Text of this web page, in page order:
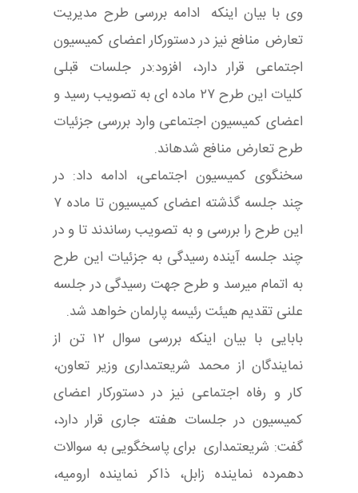
وی با بیان اینکه ادامه بررسی طرح مدیریت
تعارض منافع نیز در دستورکار اعضای کمیسیون
اجتماعی قرار دارد، افزود:در جلسات قبلی
کلیات این طرح ۲۷ ماده ای به تصویب رسید و
اعضای کمیسیون اجتماعی وارد بررسی جزئیات
طرح تعارض منافع شدهاند.
سخنگوی کمیسیون اجتماعی، ادامه داد: در
چند جلسه گذشته اعضای کمیسیون تا ماده ۷
این طرح را بررسی و به تصویب رساندند تا و در
چند جلسه آینده رسیدگی به جزئیات این طرح
به اتمام میرسد و طرح جهت رسیدگی در جلسه
علنی تقدیم هیئت رئیسه پارلمان خواهد شد.
بابایی با بیان اینکه بررسی سوال ۱۲ تن از
نمایندگان از محمد شریعتمداری وزیر تعاون،
کار و رفاه اجتماعی نیز در دستورکار اعضای
کمیسیون در جلسات هفته جاری قرار دارد،
گفت: شریعتمداری برای پاسخگویی به سوالات
دهمرده نماینده زابل، ذاکر نماینده ارومیه،